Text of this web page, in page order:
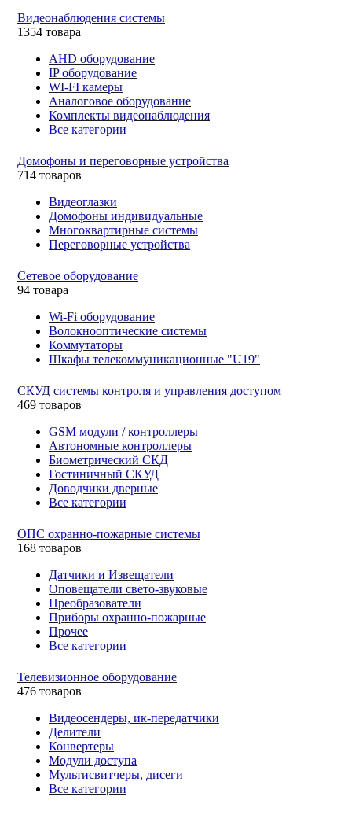
Видеонаблюдения cистемы
1354 товара
AHD оборудование
IP оборудование
WI-FI камеры
Аналоговое оборудование
Комплекты видеонаблюдения
Все категории
Домофоны и переговорные устройства
714 товаров
Видеоглазки
Домофоны индивидуальные
Многоквартирные системы
Переговорные устройства
Сетевое оборудование
94 товара
Wi-Fi оборудование
Волокнооптические системы
Коммутаторы
Шкафы телекоммуникационные "U19"
СКУД системы контроля и управления доступом
469 товаров
GSM модули / контроллеры
Автономные контроллеры
Биометрический СКД
Гостиничный СКУД
Доводчики дверные
Все категории
ОПС охранно-пожарные системы
168 товаров
Датчики и Извещатели
Оповещатели свето-звуковые
Преобразователи
Приборы охранно-пожарные
Прочее
Все категории
Телевизионное оборудование
476 товаров
Видеосендеры, ик-передатчики
Делители
Конвертеры
Модули доступа
Мультисвитчеры, дисеги
Все категории